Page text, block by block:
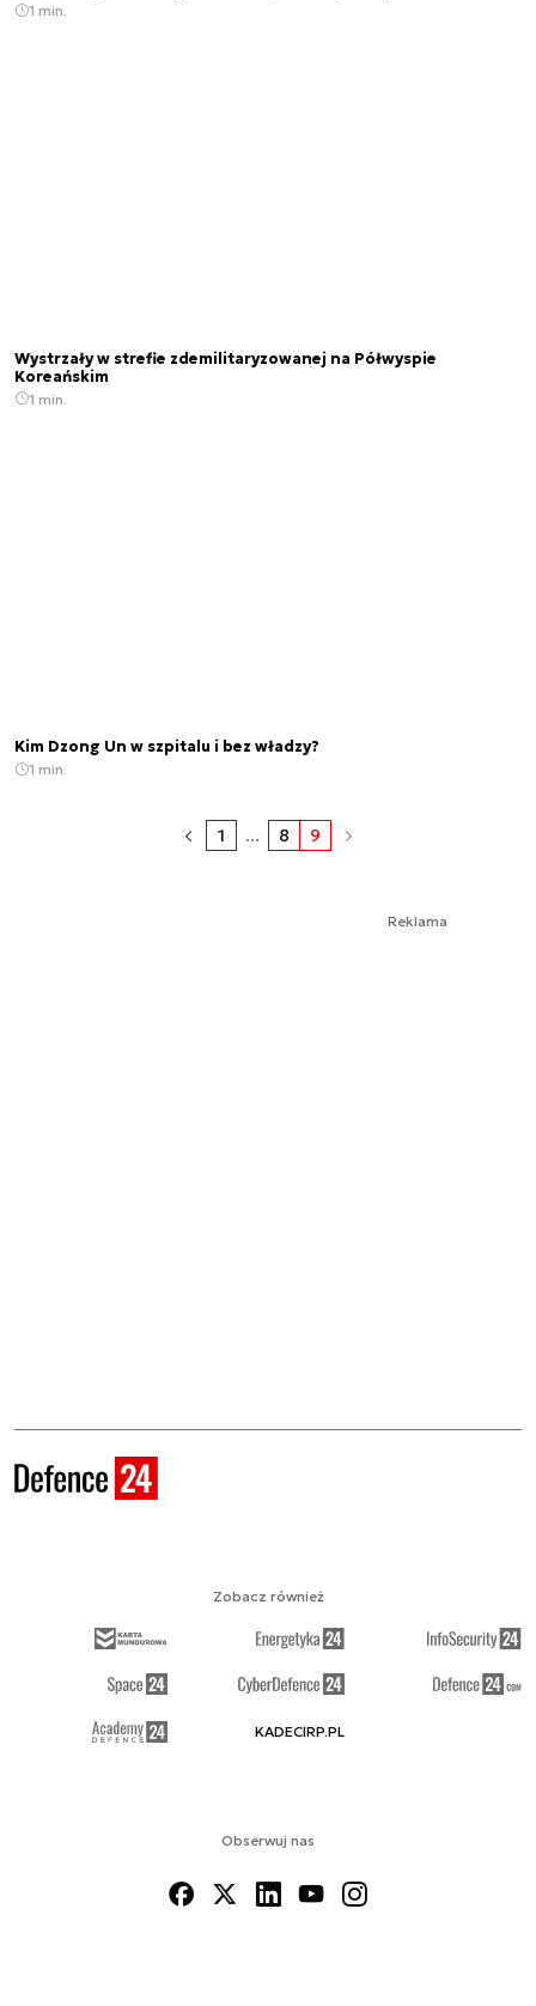
1 min.
Wystrzały w strefie zdemilitaryzowanej na Półwyspie
Koreańskim
1 min.
Kim Dzong Un w szpitalu i bez władzy?
1 min.
1 ... 8 9
Reklama
Obserwuj nas
Zobacz również
KADECIRP.PL